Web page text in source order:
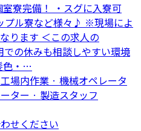
寮完備！ ・スグに入寮可
プル寮など様々♪ ※現場によ
ります ＜この求人の
の休みも相談しやすい環境
色・…
場内作業 · 機械オペレータ
ター · 製造スタッフ
せください